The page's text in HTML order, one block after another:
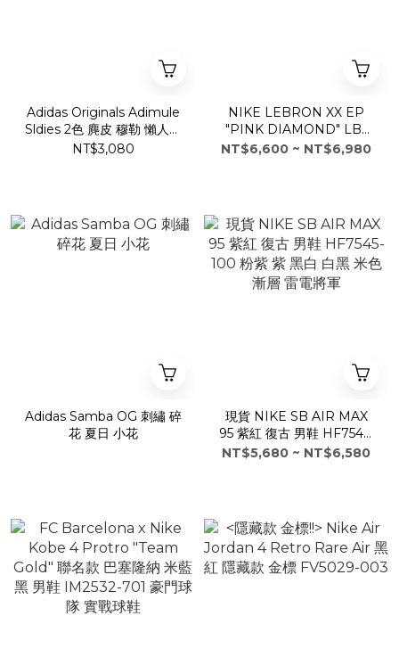
Adidas Originals Adimule
Sldies 2色 麂皮 穆勒 懶人鞋
勃肯鞋
NT$3,080
NIKE LEBRON XX EP
"PINK DIAMOND" LBJ
20 粉鑽石 實戰籃球鞋 男鞋
NT$6,600 ~ NT$6,980
Adidas Samba OG 刺繡 碎
花 夏日 小花
現貨 NIKE SB AIR MAX
95 紫紅 復古 男鞋 HF7545-
100 粉紫 紫 黑白 白黑 米色
NT$5,680 ~ NT$6,580